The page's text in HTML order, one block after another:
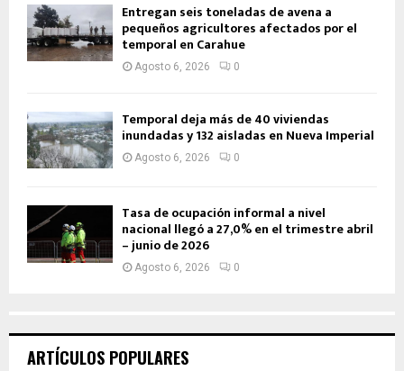
Entregan seis toneladas de avena a
pequeños agricultores afectados por el
temporal en Carahue
Agosto 6, 2026 0
Temporal deja más de 40 viviendas
inundadas y 132 aisladas en Nueva Imperial
Agosto 6, 2026 0
Tasa de ocupación informal a nivel
nacional llegó a 27,0% en el trimestre abril
– junio de 2026
Agosto 6, 2026 0
ARTÍCULOS POPULARES